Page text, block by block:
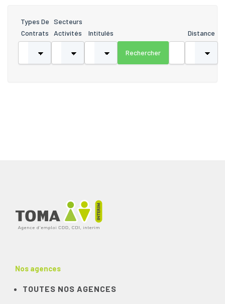
Distance
Types De
Contrats
Secteurs
Activités
Intitulés
Nos agences
TOUTES NOS AGENCES